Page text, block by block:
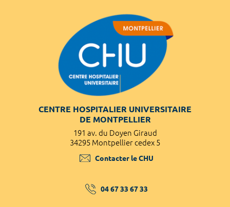
CENTRE HOSPITALIER UNIVERSITAIRE
DE MONTPELLIER
191 av. du Doyen Giraud
34295 Montpellier cedex 5
Contacter le CHU
04 67 33 67 33